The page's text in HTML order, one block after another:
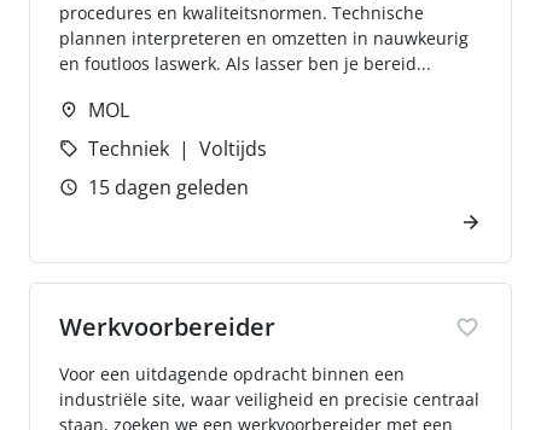
procedures en kwaliteitsnormen. Technische
plannen interpreteren en omzetten in nauwkeurig
en foutloos laswerk. Als lasser ben je bereid...
MOL
Techniek
Voltijds
15 dagen geleden
Werkvoorbereider
Voor een uitdagende opdracht binnen een
industriële site, waar veiligheid en precisie centraal
staan, zoeken we een werkvoorbereider met een